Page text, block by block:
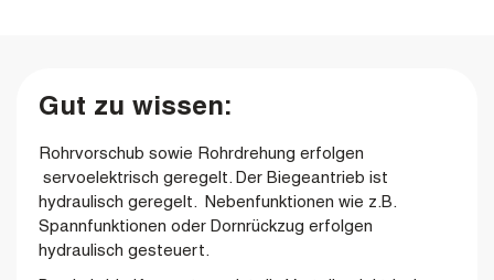
Gut zu wissen:
Rohrvorschub sowie Rohrdrehung erfolgen
servoelektrisch geregelt. Der Biegeantrieb ist
hydraulisch geregelt. Nebenfunktionen wie z.B.
Spannfunktionen oder Dornrückzug erfolgen
hydraulisch gesteuert.